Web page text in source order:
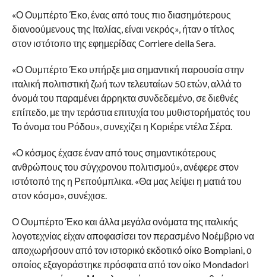
«Ο Ουμπέρτο Έκο, ένας από τους πιο διασημότερους
διανοούμενους της Ιταλίας, είναι νεκρός», ήταν ο τίτλος
στον ιστότοπο της εφημερίδας Corriere della Sera.
«Ο Ουμπέρτο Έκο υπήρξε μια σημαντική παρουσία στην
ιταλική πολιτιστική ζωή των τελευταίων 50 ετών, αλλά το
όνομά του παραμένει άρρηκτα συνδεδεμένο, σε διεθνές
επίπεδο, με την τεράστια επιτυχία του μυθιστορήματός του
Το όνομα του Ρόδου», συνεχίζει η Κοριέρε ντέλα Σέρα.
«Ο κόσμος έχασε έναν από τους σημαντικότερους
ανθρώπους του σύγχρονου πολιτισμού», ανέφερε στον
ιστότοπό της η Ρεπούμπλικα. «Θα μας λείψει η ματιά του
στον κόσμο», συνέχισε.
Ο Ουμπέρτο Έκο και άλλα μεγάλα ονόματα της ιταλικής
λογοτεχνίας είχαν αποφασίσει τον περασμένο Νοέμβριο να
αποχωρήσουν από τον ιστορικό εκδοτικό οίκο Bompiani, ο
οποίος εξαγοράστηκε πρόσφατα από τον οίκο Mondadori